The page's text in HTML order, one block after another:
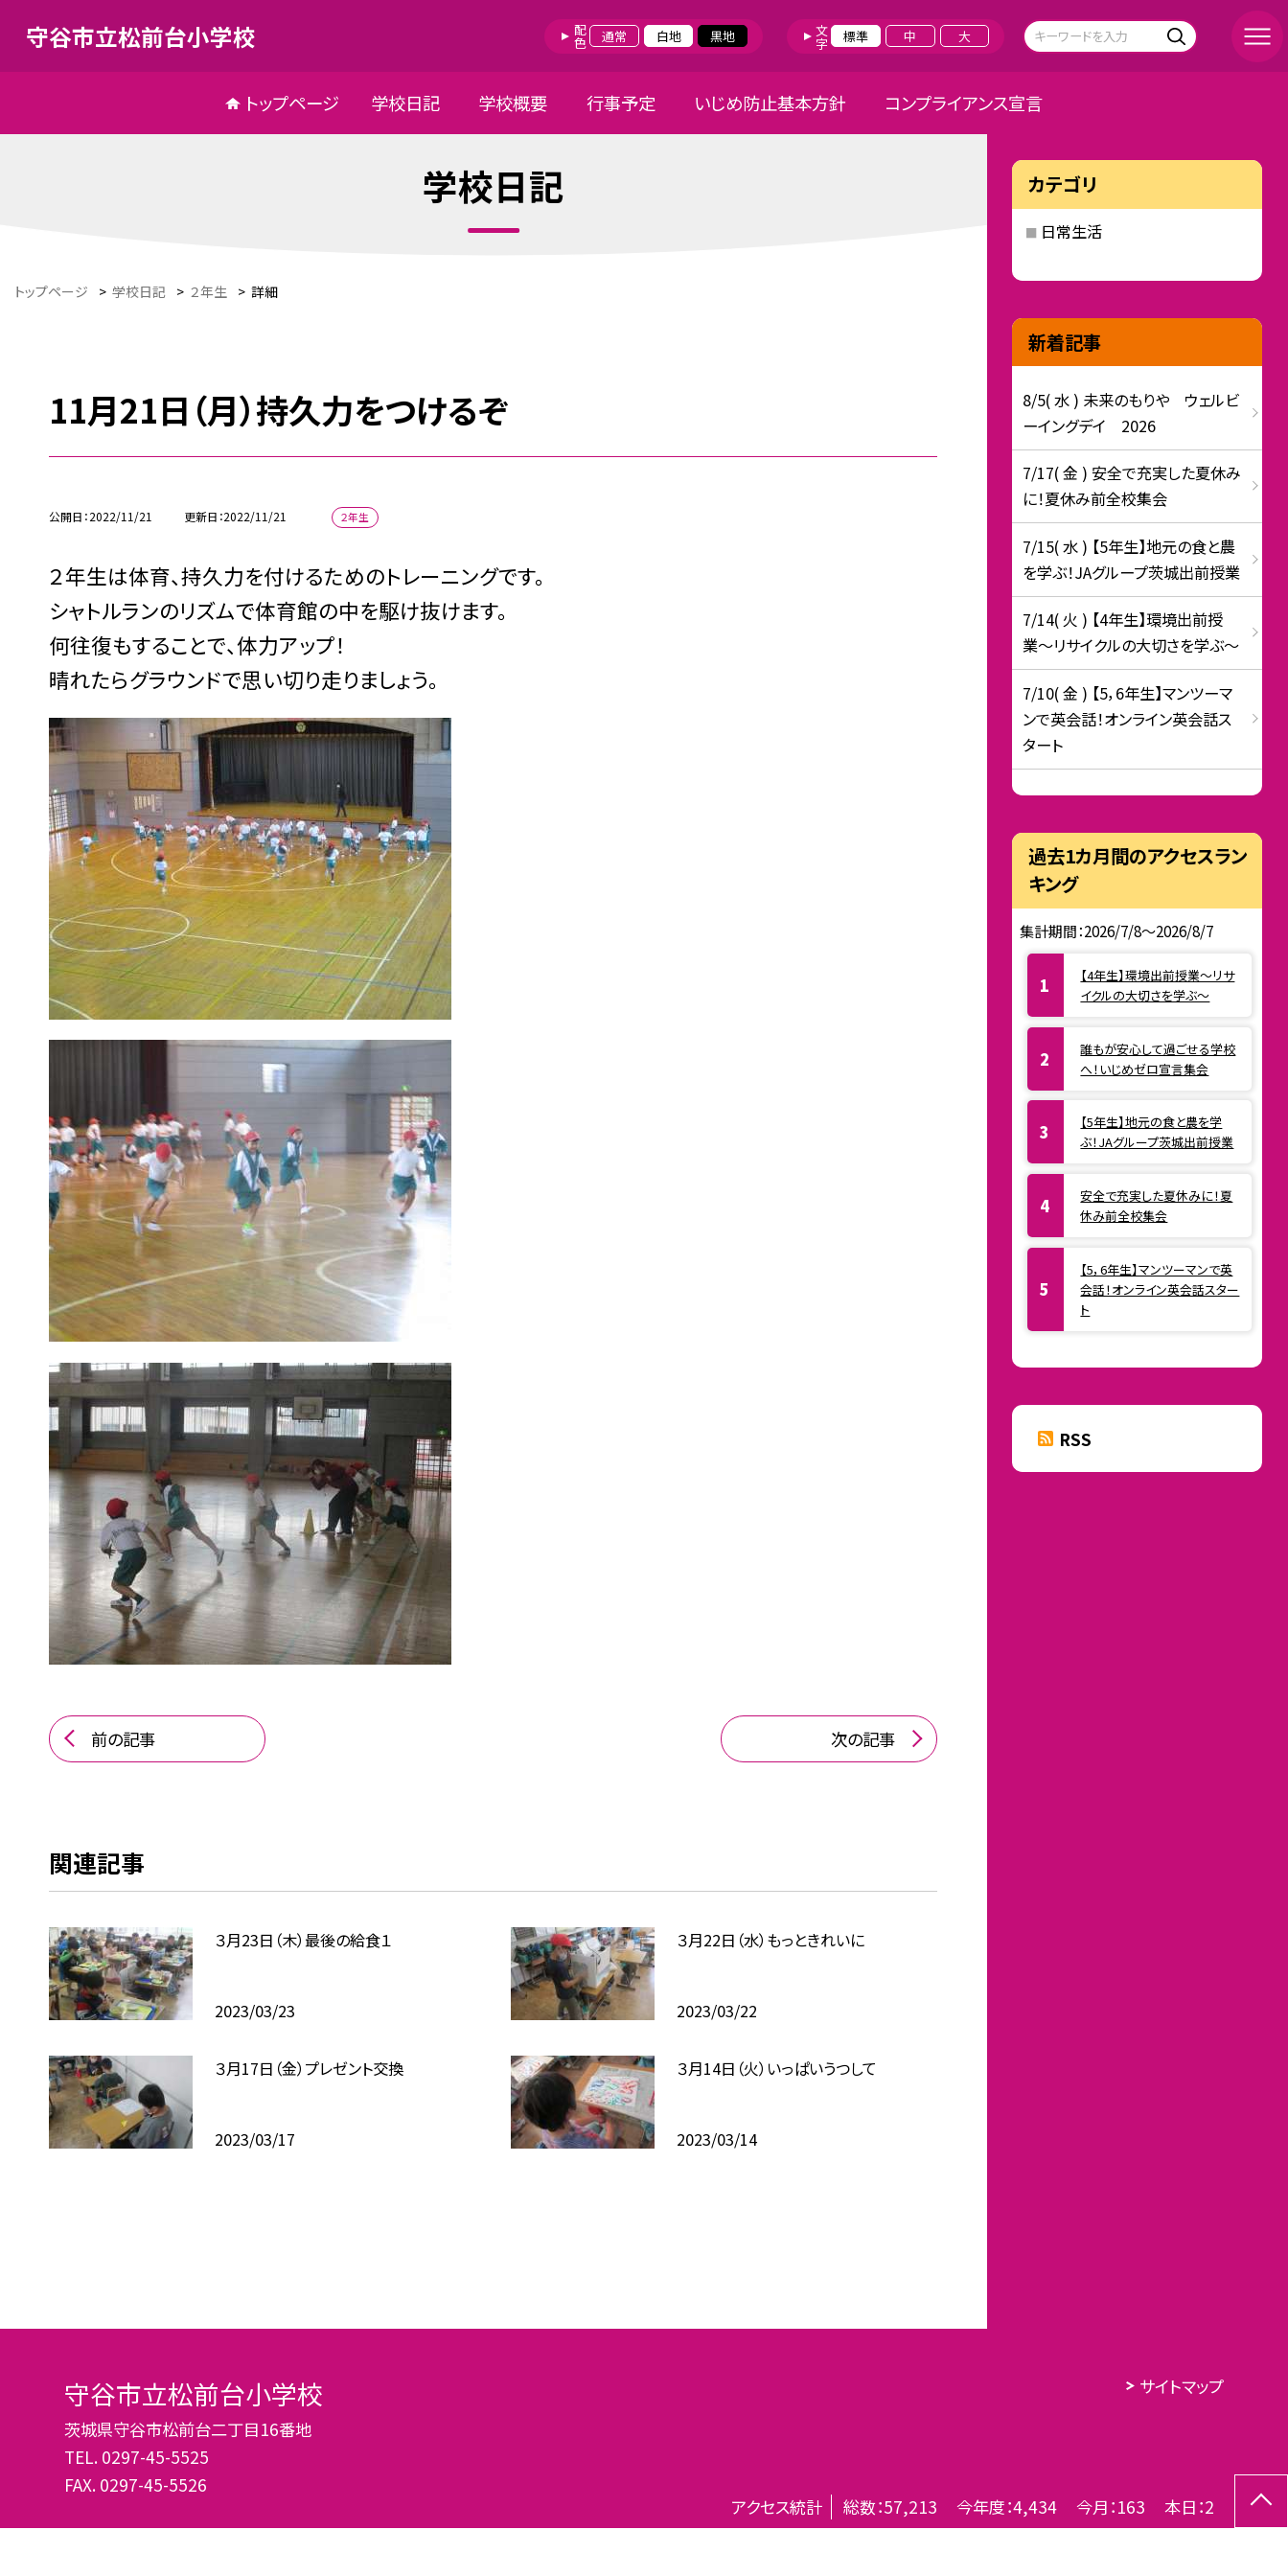
守谷市立松前台小学校 配色 通常 白地 黒地 文字 標準 中 大
トップページ 学校日記 学校概要 行事予定 いじめ防止基本方針 コンプライアンス宣言
学校日記
トップページ > 学校日記 > ２年生 > 詳細
11月21日（月）持久力をつけるぞ
公開日 2022/11/21 更新日 2022/11/21 ２年生
２年生は体育、持久力を付けるためのトレーニングです。
シャトルランのリズムで体育館の中を駆け抜けます。
何往復もすることで、体力アップ！
晴れたらグラウンドで思い切り走りましょう。
前の記事 次の記事
関連記事
３月23日（木）最後の給食１
2023/03/23
３月22日（水）もっときれいに
2023/03/22
３月17日（金）プレゼント交換
2023/03/17
３月14日（火）いっぱいうつして
2023/03/14
カテゴリ
日常生活
新着記事
8/5( 水 ) 未来のもりや ウェルビ
ーイングデイ 2026
7/17( 金 ) 安全で充実した夏休み
に！夏休み前全校集会
7/15( 水 ) 【5年生】地元の食と農
を学ぶ！JAグループ茨城出前授業
7/14( 火 ) 【4年生】環境出前授
業〜リサイクルの大切さを学ぶ〜
7/10( 金 ) 【5，6年生】マンツーマ
ンで英会話！オンライン英会話ス
タート
過去1カ月間のアクセスラン
キング
集計期間：2026/7/8～2026/8/7
【4年生】環境出前授業〜リサ
イクルの大切さを学ぶ〜
誰もが安心して過ごせる学校
へ！いじめゼロ宣言集会
【5年生】地元の食と農を学
ぶ！JAグループ茨城出前授業
安全で充実した夏休みに！夏
休み前全校集会
【5，6年生】マンツーマンで英
会話！オンライン英会話スター
ト
RSS
守谷市立松前台小学校
茨城県守谷市松前台二丁目16番地
TEL. 0297-45-5525
FAX. 0297-45-5526
サイトマップ
アクセス統計 総数：57,213 今年度：4,434 今月：163 本日：2